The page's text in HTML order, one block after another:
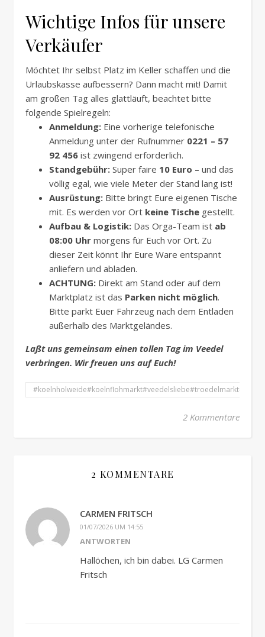
Wichtige Infos für unsere
Verkäufer
Möchtet Ihr selbst Platz im Keller schaffen und die
Urlaubskasse aufbessern? Dann macht mit! Damit
am großen Tag alles glattläuft, beachtet bitte
folgende Spielregeln:
Anmeldung: Eine vorherige telefonische
Anmeldung unter der Rufnummer 0221 – 57
92 456 ist zwingend erforderlich.
Standgebühr: Super faire 10 Euro – und das
völlig egal, wie viele Meter der Stand lang ist!
Ausrüstung: Bitte bringt Eure eigenen Tische
mit. Es werden vor Ort keine Tische gestellt.
Aufbau & Logistik: Das Orga-Team ist ab
08:00 Uhr morgens für Euch vor Ort. Zu
dieser Zeit könnt Ihr Eure Ware entspannt
anliefern und abladen.
ACHTUNG: Direkt am Stand oder auf dem
Marktplatz ist das Parken nicht möglich.
Bitte parkt Euer Fahrzeug nach dem Entladen
außerhalb des Marktgeländes.
Laßt uns gemeinsam einen tollen Tag im Veedel
verbringen. Wir freuen uns auf Euch!
2 Kommentare
2 KOMMENTARE
CARMEN FRITSCH
01/07/2026 UM 14:55
ANTWORTEN
Hallöchen, ich bin dabei. LG Carmen
Fritsch